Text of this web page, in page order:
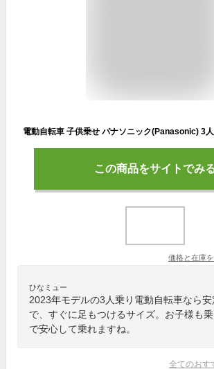
この商品をサイトでみ
価格と在庫を
ひなミュー
2023年モデルの3人乗り電動自転車なら安
で、すぐに足もつけるサイズ。お子様も
で安心して乗れますね。
全てのおす